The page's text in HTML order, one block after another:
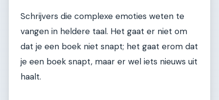
Schrijvers die complexe emoties weten te
vangen in heldere taal. Het gaat er niet om
dat je een boek niet snapt; het gaat erom dat
je een boek snapt, maar er wel iets nieuws uit
haalt.